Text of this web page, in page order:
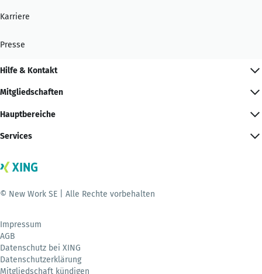
Karriere
Presse
Hilfe & Kontakt
Mitgliedschaften
Hauptbereiche
Services
© New Work SE | Alle Rechte vorbehalten
Impressum
AGB
Datenschutz bei XING
Datenschutzerklärung
Mitgliedschaft kündigen